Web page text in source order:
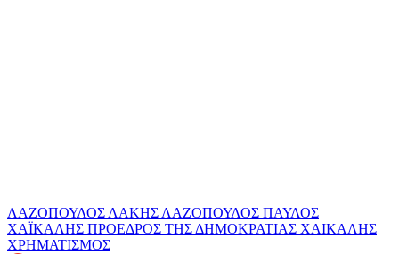
ΛΑΖΟΠΟΥΛΟΣ ΛΑΚΗΣ ΛΑΖΟΠΟΥΛΟΣ ΠΑΥΛΟΣ
ΧΑΪΚΑΛΗΣ ΠΡΟΕΔΡΟΣ ΤΗΣ ΔΗΜΟΚΡΑΤΙΑΣ ΧΑΙΚΑΛΗΣ
ΧΡΗΜΑΤΙΣΜΟΣ